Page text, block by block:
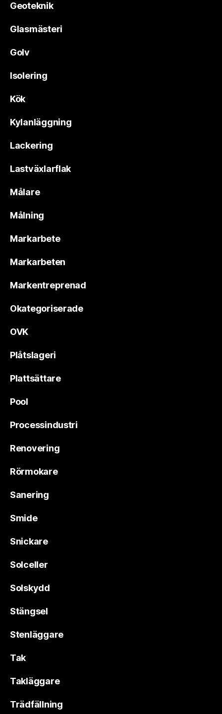
Geoteknik
Glasmästeri
Golv
Isolering
Kök
Kylanläggning
Lackering
Lastväxlarflak
Målare
Målning
Markarbete
Markarbeten
Markentreprenad
Okategoriserade
OVK
Plåtslageri
Plattsättare
Pool
Processindustri
Renovering
Rörmokare
Sanering
Smide
Snickare
Solceller
Solskydd
Stängsel
Stenläggare
Tak
Takläggare
Trädfällning